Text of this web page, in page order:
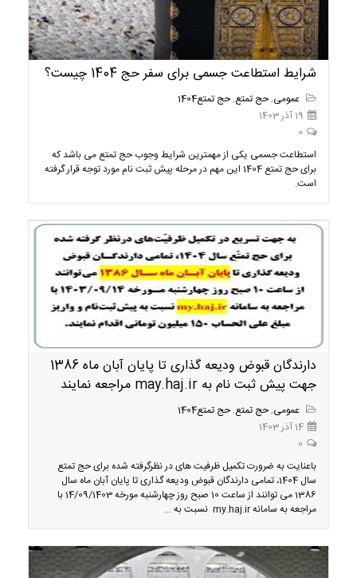
شرایط استطاعت جسمی برای سفر حج 1404 چیست؟
عمومی,حج تمتع,حج تمتع1404
19 آذر 1403
0
استطاعت جسمی یکی از مهمترین شرایط وجوب حج تمتع می باشد که
برای حج تمتع 1404 این مهم در مرحله پیش ثبت نام مورد توجه قرار گرفته
است.
دارندگان قبوض ودیعه گذاری تا پایان آبان ماه 1386
جهت پیش ثبت نام به may.haj.ir مراجعه نمایند
عمومی,حج تمتع,حج تمتع1404
14 آذر 1403
0
باعنایت به ضرورت تکمیل ظرفیت های در نظرگرفته شده برای حج تمتع
سال 1404، تمامی دارندگان قبوض ودیعه گذاری تا پایان آبان ماه سال
1386 می توانند از ساعت 10 صبح روز چهارشنبه مورخه 14/09/1403 با
مراجعه به سامانه my.haj.ir نسبت به ...